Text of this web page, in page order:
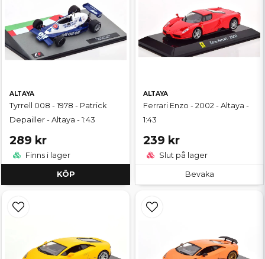
ALTAYA
Tyrrell 008 - 1978 - Patrick
Depailler - Altaya - 1:43
289 kr
Finns i lager
KÖP
ALTAYA
Ferrari Enzo - 2002 - Altaya -
1:43
239 kr
Slut på lager
Bevaka